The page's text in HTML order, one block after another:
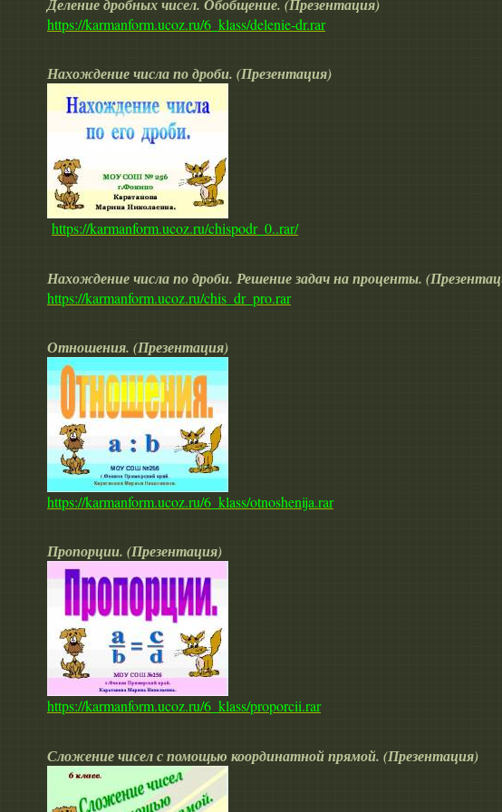
Деление дробных чисел. Обобщение. (Презентация)
https://karmanform.ucoz.ru/6_klass/delenie-dr.rar
Нахождение числа по дроби. (Презентация)
https://karmanform.ucoz.ru/chispodr_0..rar/
Нахождение числа по дроби. Решение задач на проценты.
https://karmanform.ucoz.ru/chis_dr_pro.rar
Отношения. (Презентация)
https://karmanform.ucoz.ru/6_klass/otnoshenija.rar
Пропорции. (Презентация)
https://karmanform.ucoz.ru/6_klass/proporcii.rar
Сложение чисел с помощью координатной прямой. (Презентация)